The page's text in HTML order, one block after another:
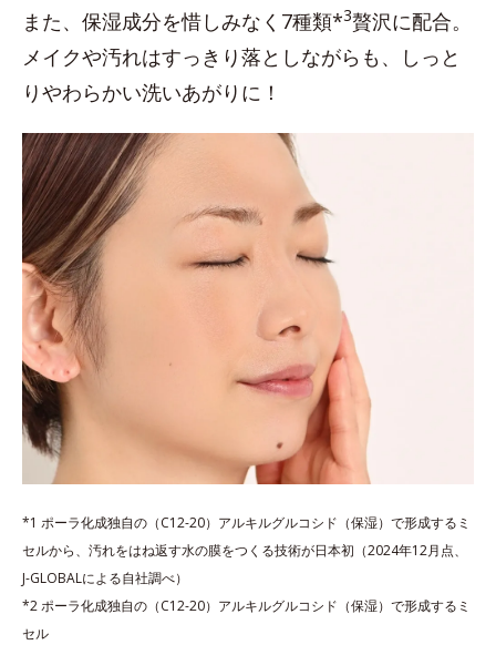
また、保湿成分を惜しみなく7種類*3贅沢に配合。
メイクや汚れはすっきり落としながらも、しっと
りやわらかい洗いあがりに！
*1 ポーラ化成独自の（C12-20）アルキルグルコシド（保湿）で形成するミ
セルから、汚れをはね返す水の膜をつくる技術が日本初（2024年12月点、
J-GLOBALによる自社調べ）
*2 ポーラ化成独自の（C12-20）アルキルグルコシド（保湿）で形成するミ
セル